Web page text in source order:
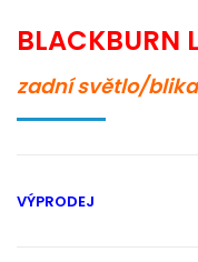
BLACKBURN
zadní světlo/
VÝPRODEJ